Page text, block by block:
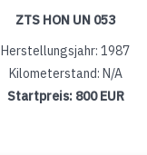
ZTS HON UN 053
Herstellungsjahr: 1987
Kilometerstand: N/A
Startpreis: 800 EUR